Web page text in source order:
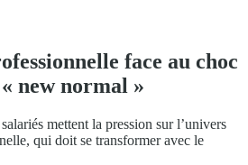
face au choc
new normal »
mettent la pression sur l’univers
qui doit se transformer avec le